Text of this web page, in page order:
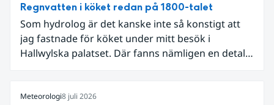
Regnvatten i köket redan på 1800-talet
Som hydrolog är det kanske inte så konstigt att
jag fastnade för köket under mitt besök i
Hallwylska palatset. Där fanns nämligen en detalj
Meteorologi8 juli 2026